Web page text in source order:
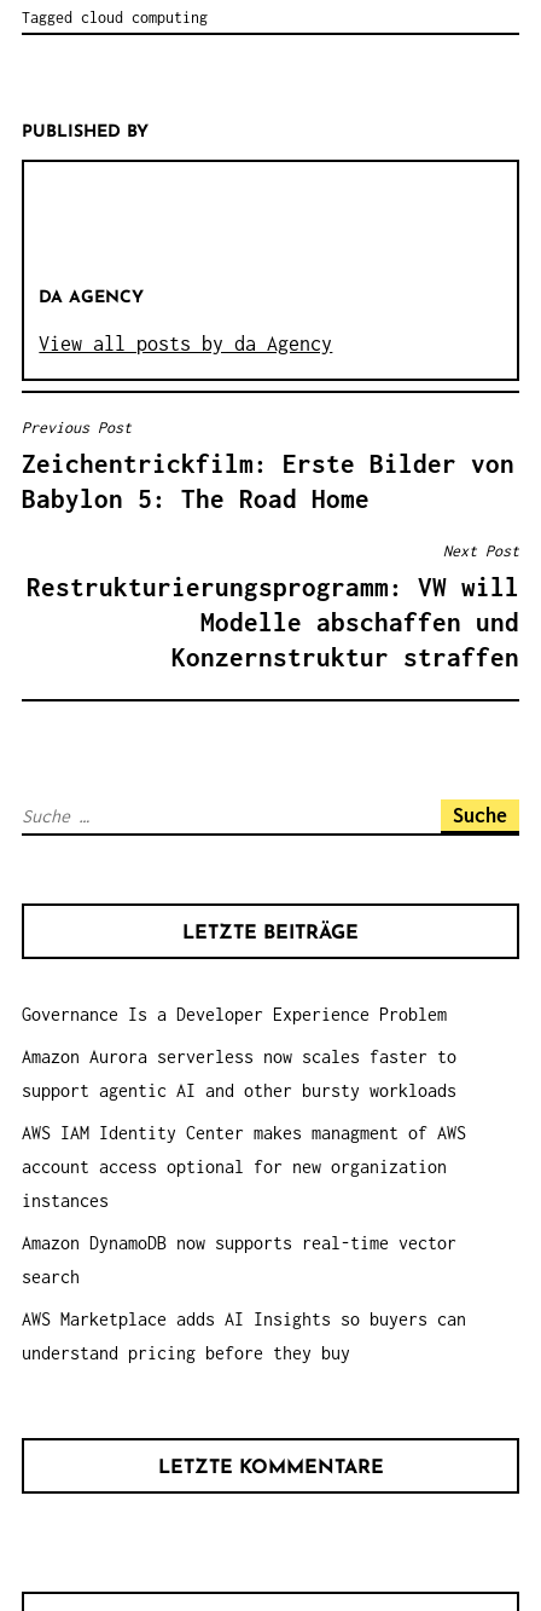
Tagged cloud computing
PUBLISHED BY
DA AGENCY
View all posts by da Agency
B
E
I
R
I
I
Previous Post
Zeichentrickfilm: Erste Bilder von
Babylon 5: The Road Home
Next Post
Restrukturierungsprogramm: VW will
Modelle abschaffen und
Konzernstruktur straffen
S
a
c
h
LETZTE BEITRÄGE
Governance Is a Developer Experience Problem
Amazon Aurora serverless now scales faster to
support agentic AI and other bursty workloads
AWS IAM Identity Center makes managment of AWS
account access optional for new organization
instances
Amazon DynamoDB now supports real-time vector
search
AWS Marketplace adds AI Insights so buyers can
understand pricing before they buy
LETZTE KOMMENTARE